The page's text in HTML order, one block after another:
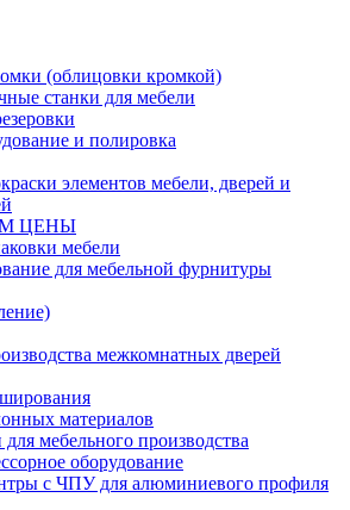
(облицовки кромкой)
станки для мебели
и полировка
элементов мебели, дверей и
ЦЕНЫ
мебели
для мебельной фурнитуры
межкомнатных дверей
материалов
мебельного производства
оборудование
с ЧПУ для алюминиевого профиля